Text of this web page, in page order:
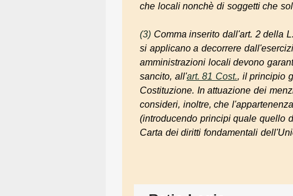
che locali nonchè di soggetti che
(3) Comma inserito dall'art. 2 della
si applicano a decorrere
amministrazioni locali devono
sancito, all'art. 81 Cost., il principio
Costituzione. In attuazione dei
consideri, inoltre, che
(introducendo principi quale quello
Carta dei diritti fondamentali